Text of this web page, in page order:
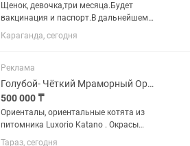
Щенок, девочка,три месяца.Будет
вакцинация и паспорт.В дальнейшем
помощь со стерилизацией.Будет
хорошим охранником- звоночком.
Караганда, сегодня
Реклама
Голубой- Чёткий Мраморный Ориентал
500 000 ₸
Ориенталы, ориентальные котята из
питомника Luxorio Katano . Окрасы
котят разные . Питомник находится в
Тараз, сегодня